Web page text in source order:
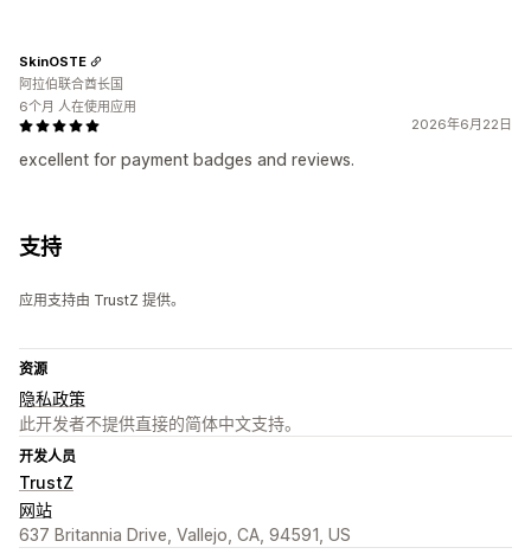
2026年6月22日
excellent for payment badges and reviews.
SkinOSTE
阿拉伯联合酋长国
6个月 人在使用应用
支持
应用支持由 TrustZ 提供。
资源
隐私政策
此开发者不提供直接的简体中文支持。
开发人员
TrustZ
网站
637 Britannia Drive, Vallejo, CA, 94591, US